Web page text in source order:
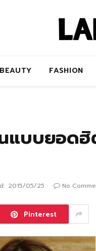
BEAUTY FASHION
นแบบยอด
2015/05/25 No
Pinterest